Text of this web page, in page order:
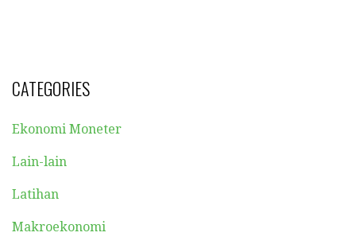
CATEGORIES
Ekonomi Moneter
Lain-lain
Latihan
Makroekonomi